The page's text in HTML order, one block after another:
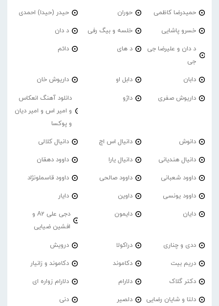
حمیدرضا کاظمی حوران حیدر (حیدا) احمدی
خسرو پاشایی خلسه و بیگ رفی د دان
د دان و علیرضا جی
جی
د های دائم
دابان دابل او داریوش خان
داریوش صفری داژو
دانلود آهنگ انعکاس
و امیر اس و امیر دیان
و پوکسا
دانوش دانیال اس اچ دانیال کلالی
دانیال هندیانی دانیال یارا داوود دهقان
داوود شعبانی داوود صالحی داوود قاسملونژاد
داوود یونسی داوین دایار
دایان دایمون
دجی علی A2 و
افشین ضیایی
ددی و چناری دراکولا درویش
دریم بیت دکاموند دکاموند و زانیار
دکتر گلاک دلارام دلارام زواره ای
دلتا و شایان رضایی دلصیر دنی